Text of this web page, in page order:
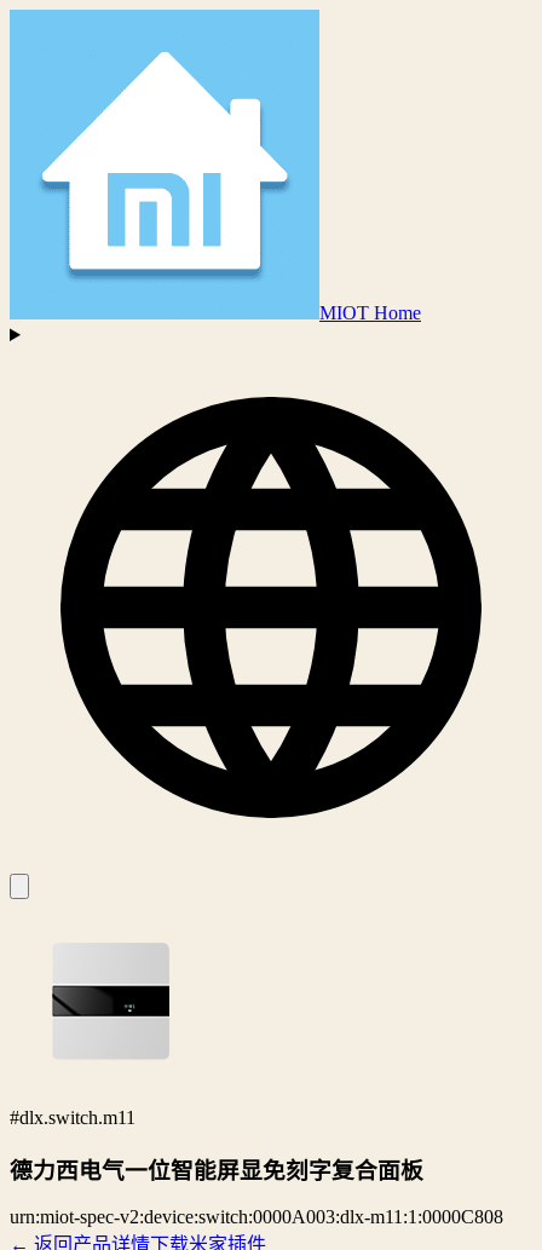
MIOT Home
#dlx.switch.m11
德力西电气一位智能屏显免刻字复合面板
urn:miot-spec-v2:device:switch:0000A003:dlx-m11:1:0000C808
← 返回产品详情下载米家插件